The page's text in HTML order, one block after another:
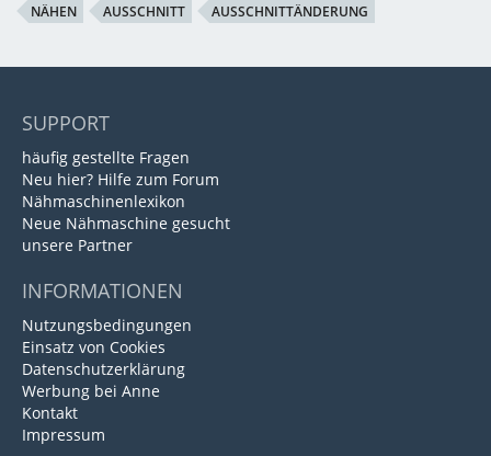
NÄHEN AUSSCHNITT AUSSCHNITTÄNDERUNG
SUPPORT
häufig gestellte Fragen
Neu hier? Hilfe zum Forum
Nähmaschinenlexikon
Neue Nähmaschine gesucht
unsere Partner
INFORMATIONEN
Nutzungsbedingungen
Einsatz von Cookies
Datenschutzerklärung
Werbung bei Anne
Kontakt
Impressum